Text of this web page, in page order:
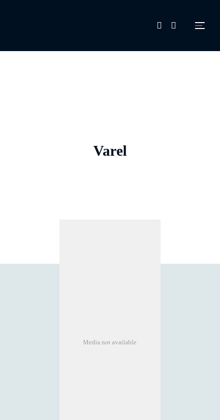
Varel
Media not available